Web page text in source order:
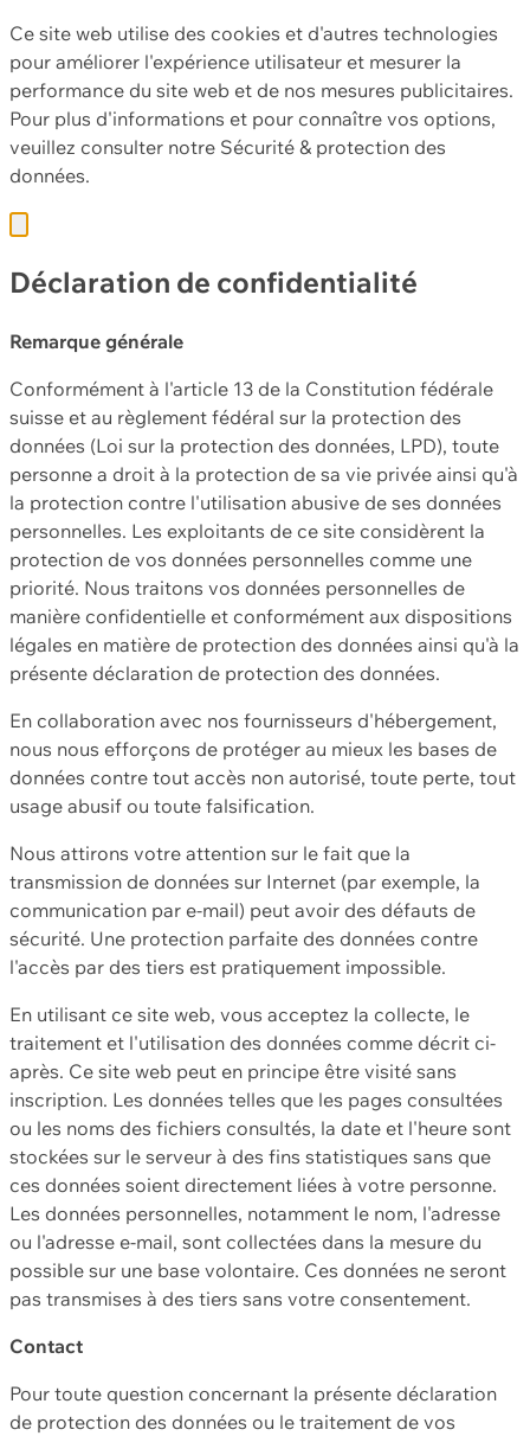
Ce site web utilise des cookies et d'autres technologies
pour améliorer l'expérience utilisateur et mesurer la
performance du site web et de nos mesures publicitaires.
Pour plus d'informations et pour connaître vos options,
veuillez consulter notre Sécurité & protection des
données.
Déclaration de confidentialité
Remarque générale
Conformément à l'article 13 de la Constitution fédérale
suisse et au règlement fédéral sur la protection des
données (Loi sur la protection des données, LPD), toute
personne a droit à la protection de sa vie privée ainsi qu'à
la protection contre l'utilisation abusive de ses données
personnelles. Les exploitants de ce site considèrent la
protection de vos données personnelles comme une
priorité. Nous traitons vos données personnelles de
manière confidentielle et conformément aux dispositions
légales en matière de protection des données ainsi qu'à la
présente déclaration de protection des données.
En collaboration avec nos fournisseurs d'hébergement,
nous nous efforçons de protéger au mieux les bases de
données contre tout accès non autorisé, toute perte, tout
usage abusif ou toute falsification.
Nous attirons votre attention sur le fait que la
transmission de données sur Internet (par exemple, la
communication par e-mail) peut avoir des défauts de
sécurité. Une protection parfaite des données contre
l'accès par des tiers est pratiquement impossible.
En utilisant ce site web, vous acceptez la collecte, le
traitement et l'utilisation des données comme décrit ci-
après. Ce site web peut en principe être visité sans
inscription. Les données telles que les pages consultées
ou les noms des fichiers consultés, la date et l'heure sont
stockées sur le serveur à des fins statistiques sans que
ces données soient directement liées à votre personne.
Les données personnelles, notamment le nom, l'adresse
ou l'adresse e-mail, sont collectées dans la mesure du
possible sur une base volontaire. Ces données ne seront
pas transmises à des tiers sans votre consentement.
Contact
Pour toute question concernant la présente déclaration
de protection des données ou le traitement de vos